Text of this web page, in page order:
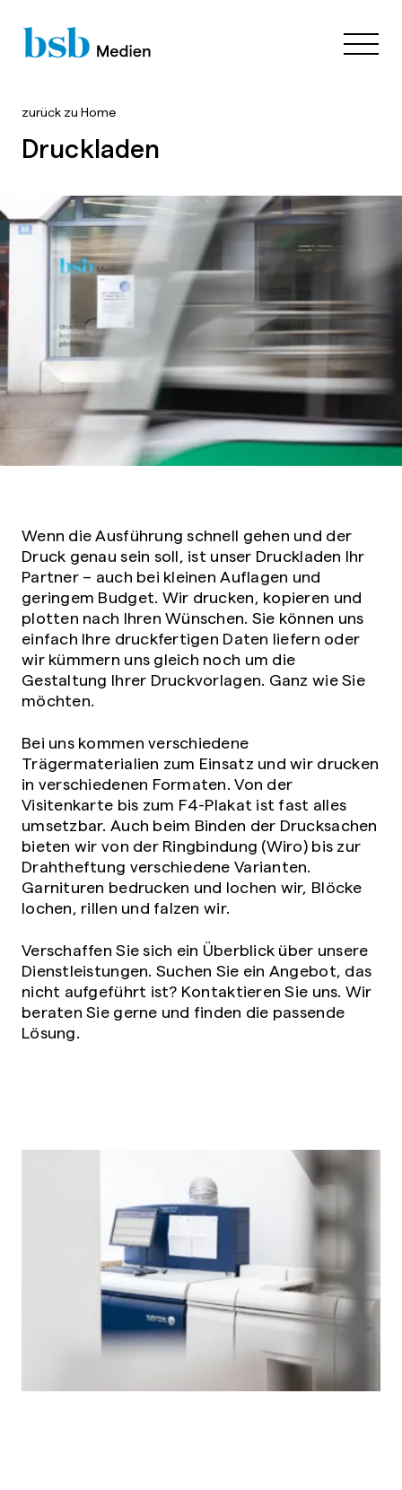
zurück zu Home
Druckladen
Wenn die Ausführung schnell gehen und der
Druck genau sein soll, ist unser Druckladen Ihr
Partner – auch bei kleinen Auflagen und
geringem Budget. Wir drucken, kopieren und
plotten nach Ihren Wünschen. Sie können uns
einfach Ihre druckfertigen Daten liefern oder
wir kümmern uns gleich noch um die
Gestaltung Ihrer Druckvorlagen. Ganz wie Sie
möchten.
Bei uns kommen verschiedene
Trägermaterialien zum Einsatz und wir drucken
in verschiedenen Formaten. Von der
Visitenkarte bis zum F4-Plakat ist fast alles
umsetzbar. Auch beim Binden der Drucksachen
bieten wir von der Ringbindung (Wiro) bis zur
Drahtheftung verschiedene Varianten.
Garnituren bedrucken und lochen wir, Blöcke
lochen, rillen und falzen wir.
Verschaffen Sie sich ein Überblick über unsere
Dienstleistungen. Suchen Sie ein Angebot, das
nicht aufgeführt ist? Kontaktieren Sie uns. Wir
beraten Sie gerne und finden die passende
Lösung.